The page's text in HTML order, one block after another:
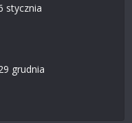
stycznia
grudnia